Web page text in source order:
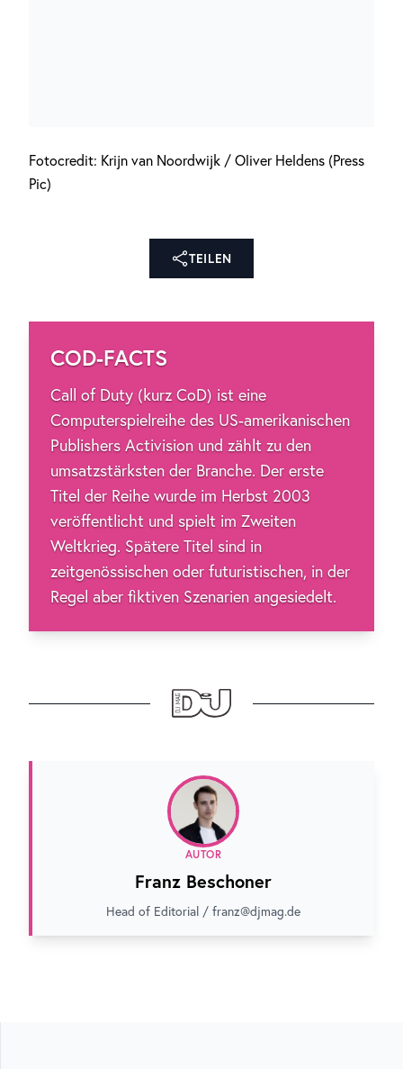
Fotocredit: Krijn van Noordwijk / Oliver Heldens (Press
Pic)
TEILEN
COD-FACTS
Call of Duty (kurz CoD) ist eine
Computerspielreihe des US-amerikanischen
Publishers Activision und zählt zu den
umsatzstärksten der Branche. Der erste
Titel der Reihe wurde im Herbst 2003
veröffentlicht und spielt im Zweiten
Weltkrieg. Spätere Titel sind in
zeitgenössischen oder futuristischen, in der
Regel aber fiktiven Szenarien angesiedelt.
AUTOR
Franz Beschoner
Head of Editorial / franz@djmag.de